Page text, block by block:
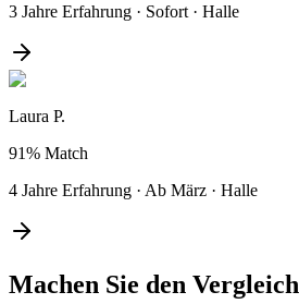
3 Jahre Erfahrung · Sofort · Halle
Laura P.
91% Match
4 Jahre Erfahrung · Ab März · Halle
Machen Sie den Vergleich